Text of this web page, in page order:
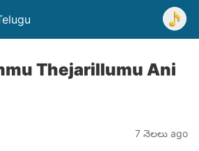
Thejarillumu Ani
7 నెలలు ago